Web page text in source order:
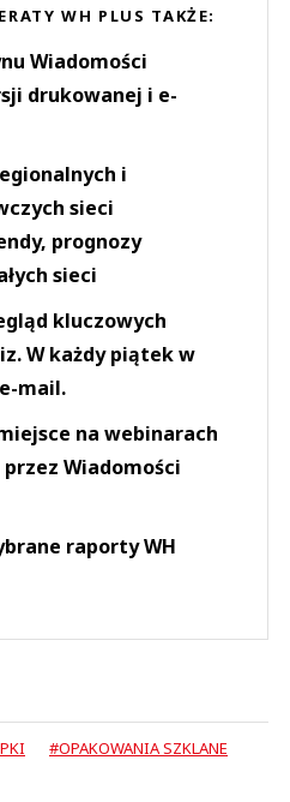
WH PLUS TAKŻE:
Wiadomości
drukowanej i e-
i
sieci
prognozy
sieci
kluczowych
W każdy piątek w
mail.
na webinarach
Wiadomości
raporty WH
#OPAKOWANIA SZKLANE